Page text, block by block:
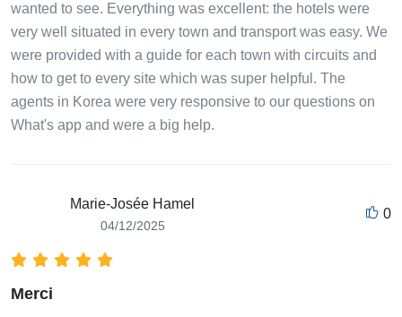
wanted to see. Everything was excellent: the hotels were
very well situated in every town and transport was easy. We
were provided with a guide for each town with circuits and
how to get to every site which was super helpful. The
agents in Korea were very responsive to our questions on
What's app and were a big help.
Marie-Josée Hamel
04/12/2025
0
Merci